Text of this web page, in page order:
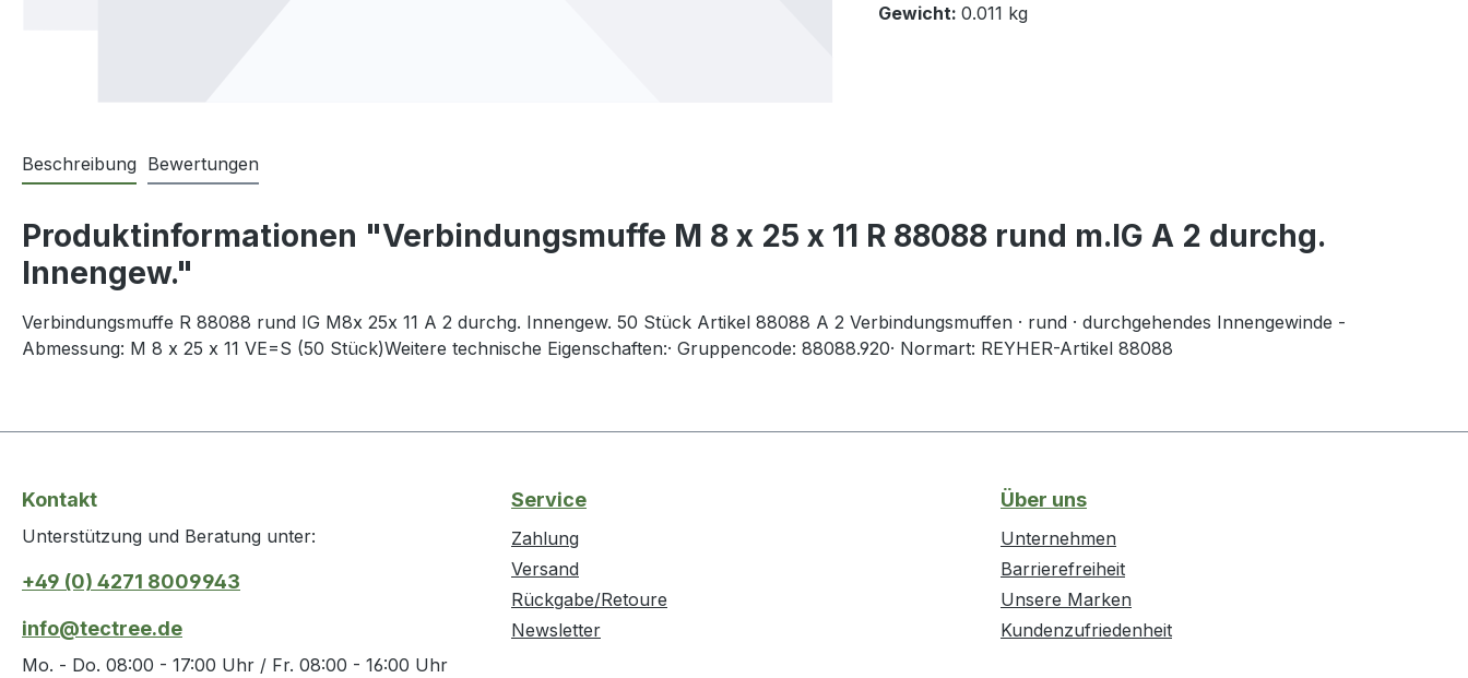
Gewicht: 0.011 kg
Beschreibung Bewertungen
Produktinformationen "Verbindungsmuffe M 8 x 25 x 11 R 88088 rund m.IG A 2 durchg.
Innengew."
Verbindungsmuffe R 88088 rund IG M8x 25x 11 A 2 durchg. Innengew. 50 Stück Artikel 88088 A 2 Verbindungsmuffen · rund · durchgehendes Innengewinde -
Abmessung: M 8 x 25 x 11 VE=S (50 Stück)Weitere technische Eigenschaften:· Gruppencode: 88088.920· Normart: REYHER-Artikel 88088
Kontakt
Unterstützung und Beratung unter:
+49 (0) 4271 8009943
info@tectree.de
Mo. - Do. 08:00 - 17:00 Uhr / Fr. 08:00 - 16:00 Uhr
Service
Zahlung
Versand
Rückgabe/Retoure
Newsletter
Über uns
Unternehmen
Barrierefreiheit
Unsere Marken
Kundenzufriedenheit